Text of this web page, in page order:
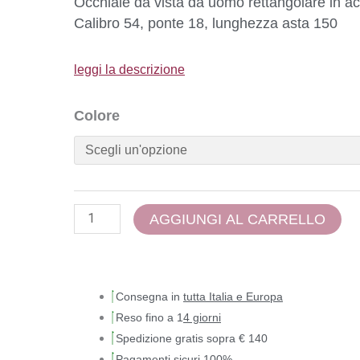
Calibro 54, ponte 18, lunghezza asta 150
leggi la descrizione
Colore
AGGIUNGI AL CARRELLO
Consegna in tutta Italia e Europa
Reso fino a 14 giorni
Spedizione gratis sopra € 140